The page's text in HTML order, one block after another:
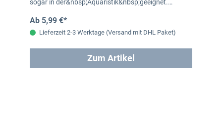
sogar in der&nbsp;Aquaristik&nbsp;geeignet.…
Ab 5,99 €*
Lieferzeit 2-3 Werktage (Versand mit DHL Paket)
Zum Artikel